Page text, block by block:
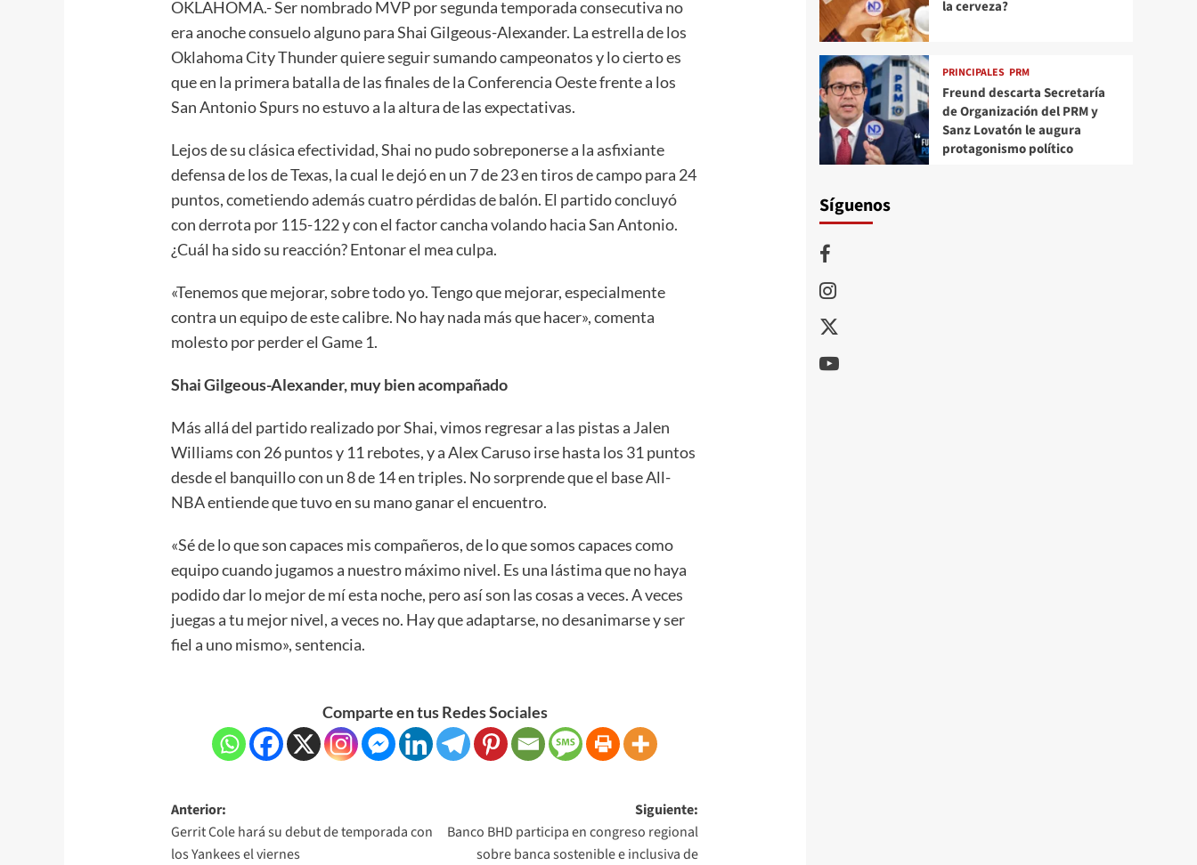
OKLAHOMA.- Ser nombrado MVP por segunda temporada consecutiva no
era anoche consuelo alguno para Shai Gilgeous-Alexander. La estrella de los
Oklahoma City Thunder quiere seguir sumando campeonatos y lo cierto es
que en la primera batalla de las finales de la Conferencia Oeste frente a los
San Antonio Spurs no estuvo a la altura de las expectativas.
Lejos de su clásica efectividad, Shai no pudo sobreponerse a la asfixiante
defensa de los de Texas, la cual le dejó en un 7 de 23 en tiros de campo para 24
puntos, cometiendo además cuatro pérdidas de balón. El partido concluyó
con derrota por 115-122 y con el factor cancha volando hacia San Antonio.
¿Cuál ha sido su reacción? Entonar el mea culpa.
«Tenemos que mejorar, sobre todo yo. Tengo que mejorar, especialmente
contra un equipo de este calibre. No hay nada más que hacer», comenta
molesto por perder el Game 1.
Shai Gilgeous-Alexander, muy bien acompañado
Más allá del partido realizado por Shai, vimos regresar a las pistas a Jalen
Williams con 26 puntos y 11 rebotes, y a Alex Caruso irse hasta los 31 puntos
desde el banquillo con un 8 de 14 en triples. No sorprende que el base All-
NBA entiende que tuvo en su mano ganar el encuentro.
«Sé de lo que son capaces mis compañeros, de lo que somos capaces como
equipo cuando jugamos a nuestro máximo nivel. Es una lástima que no haya
podido dar lo mejor de mí esta noche, pero así son las cosas a veces. A veces
juegas a tu mejor nivel, a veces no. Hay que adaptarse, no desanimarse y ser
fiel a uno mismo», sentencia.
Comparte en tus Redes Sociales
Anterior:
Gerrit Cole hará su debut de temporada con
los Yankees el viernes
Siguiente:
Banco BHD participa en congreso regional
sobre banca sostenible e inclusiva de
la cerveza?
PRINCIPALES PRM
Freund descarta Secretaría
de Organización del PRM y
Sanz Lovatón le augura
protagonismo político
Síguenos